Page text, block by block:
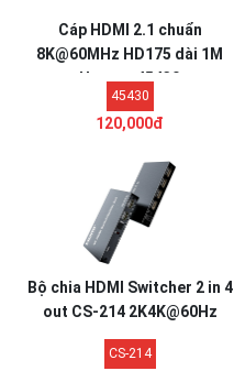
Cáp HDMI 2.1 chuẩn
8K@60MHz HD175 dài 1M
Ugreen 45430
45430
120,000đ
Bộ chia HDMI Switcher 2 in 4
out CS-214 2K4K@60Hz
CS-214